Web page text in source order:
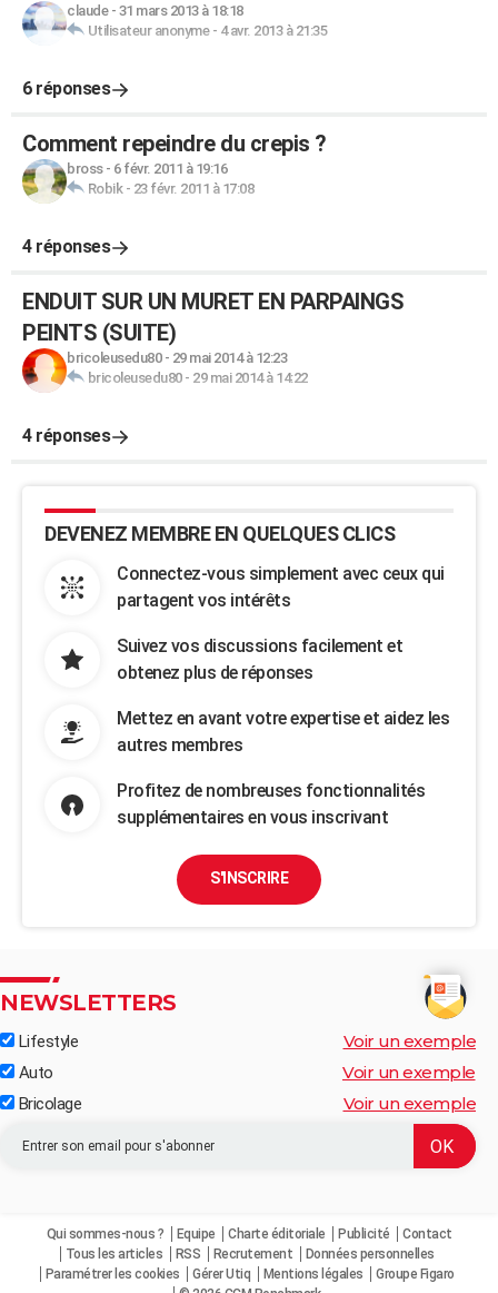
claude- 31 mars 2013 à 18:18
Utilisateur anonyme- 4 avr. 2013 à 21:35
6 réponses
Comment repeindre du crepis ?
bross- 6 févr. 2011 à 19:16
Robik- 23 févr. 2011 à 17:08
4 réponses
ENDUIT SUR UN MURET EN PARPAINGS
PEINTS (SUITE)
bricoleusedu80- 29 mai 2014 à 12:23
bricoleusedu80- 29 mai 2014 à 14:22
4 réponses
DEVENEZ MEMBRE EN QUELQUES CLICS
Connectez-vous simplement avec ceux qui
partagent vos intérêts
Suivez vos discussions facilement et
obtenez plus de réponses
Mettez en avant votre expertise et aidez les
autres membres
Profitez de nombreuses fonctionnalités
supplémentaires en vous inscrivant
S'INSCRIRE
NEWSLETTERS
Lifestyle Voir un exemple
Auto Voir un exemple
Bricolage Voir un exemple
Qui sommes-nous ? Equipe Charte éditoriale Publicité
Contact
Tous les articles
RSS Recrutement
Données personnelles
Paramétrer les cookies
Gérer Utiq Mentions légales
Groupe Figaro